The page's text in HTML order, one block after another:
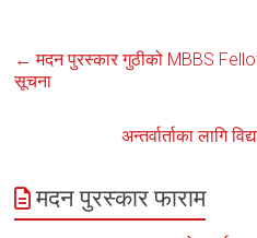
← मदन पुरस्कार गुठीको MBBS
सूचना
अन्तर्वार्ताका लागि
मदन पुरस्कार फाराम